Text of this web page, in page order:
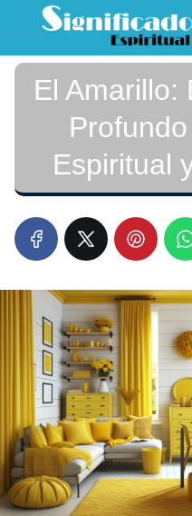
El Amarillo:
Espiritual